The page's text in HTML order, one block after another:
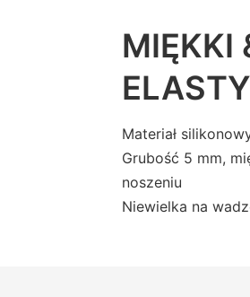
MIĘKKI
Materiał
Grubość 5 mm,
noszeniu
Niewielka na